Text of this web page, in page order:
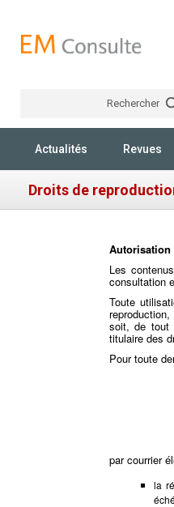
Rechercher
Actualités Revues
Droits de
Autorisation
Les
consultation
Toute
soit, de tout
titulaire des
Pour toute
par courrier
la